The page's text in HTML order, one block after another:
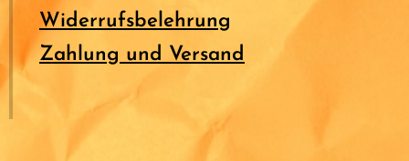
Widerrufsbelehrung
Zahlung und Versand